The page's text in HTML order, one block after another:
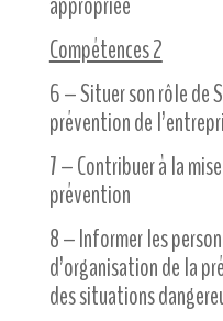
Compétences 2
6 – Situer son rôle de
prévention de
7 – Contribuer à la
prévention
8 – Informer les
d’organisation de la
des situations